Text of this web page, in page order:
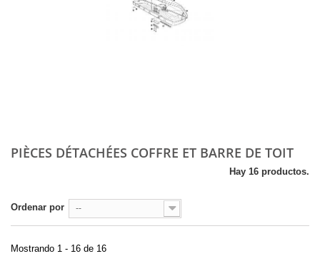
PIÈCES DÉTACHÉES COFFRE ET BARRE DE TOIT
Hay 16 productos.
Ordenar por --
Mostrando 1 - 16 de 16